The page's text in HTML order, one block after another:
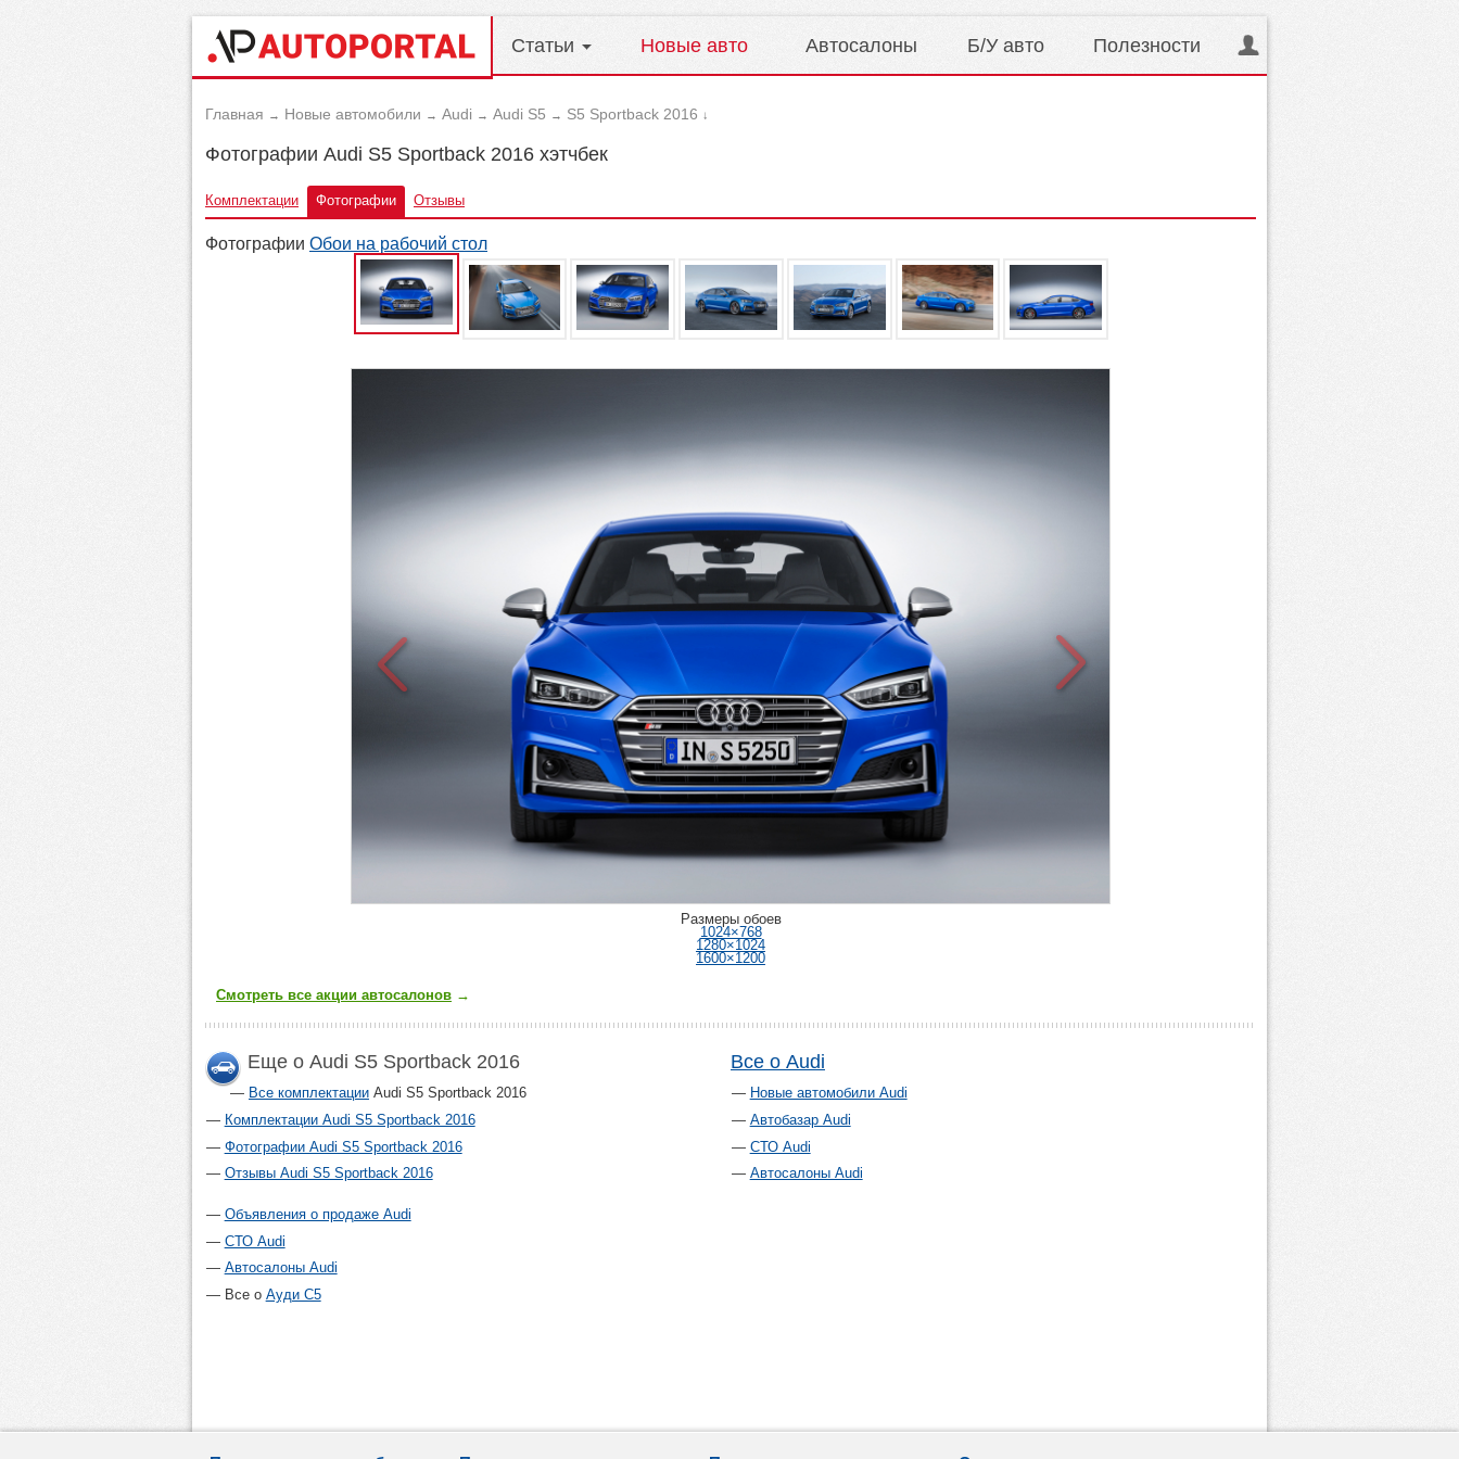
Статьи Новые авто Автосалоны Б/У авто Полезности
Главная → Новые автомобили → Audi → Audi S5 → S5 Sportback 2016 ↓
Фотографии Audi S5 Sportback 2016 хэтчбек
Комплектации Фотографии Отзывы
Фотографии Обои на рабочий стол
Размеры обоев
1024×768
1280×1024
1600×1200
Смотреть все акции автосалонов →
Еще о Audi S5 Sportback 2016
Все комплектации Audi S5 Sportback 2016
Комплектации Audi S5 Sportback 2016
Фотографии Audi S5 Sportback 2016
Отзывы Audi S5 Sportback 2016
Объявления о продаже Audi
СТО Audi
Автосалоны Audi
Все о Ауди С5
Все о Audi
Новые автомобили Audi
Автобазар Audi
СТО Audi
Автосалоны Audi